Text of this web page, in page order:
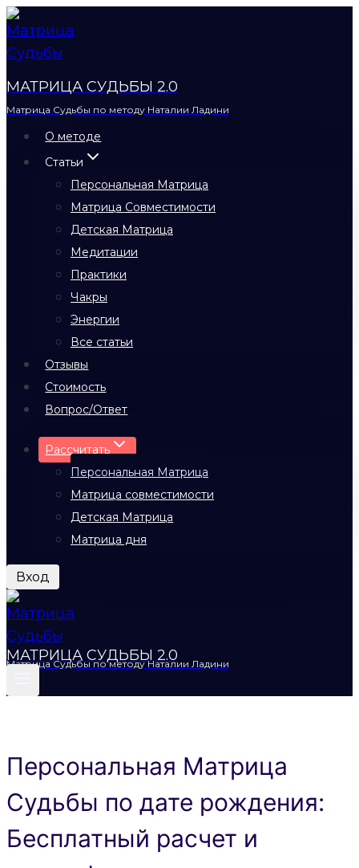
Перейти
к
содержимому
МАТРИЦА СУДЬБЫ 2.0
Матрица Судьбы по методу Наталии Ладини
О методе
Статьи
Персональная Матрица
Матрица Совместимости
Детская Матрица
Медитации
Практики
Чакры
Энергии
Все статьи
Отзывы
Стоимость
Вопрос/Ответ
Рассчитать
Персональная Матрица
Матрица совместимости
Детская Матрица
Матрица дня
Вход
МАТРИЦА СУДЬБЫ 2.0
Матрица Судьбы по методу Наталии Ладини
Персональная Матрица
Судьбы по дате рождения:
Бесплатный расчет и